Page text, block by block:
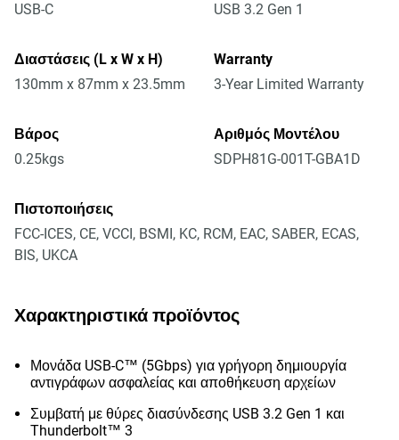
USB-C
USB 3.2 Gen 1
Διαστάσεις (L x W x H)
130mm x 87mm x 23.5mm
Warranty
3-Year Limited Warranty
Βάρος
0.25kgs
Αριθμός Μοντέλου
SDPH81G-001T-GBA1D
Πιστοποιήσεις
FCC-ICES, CE, VCCI, BSMI, KC, RCM, EAC, SABER, ECAS,
BIS, UKCA
Χαρακτηριστικά προϊόντος
Μονάδα USB-C™ (5Gbps) για γρήγορη δημιουργία
αντιγράφων ασφαλείας και αποθήκευση αρχείων
Συμβατή με θύρες διασύνδεσης USB 3.2 Gen 1 και
Thunderbolt™ 3